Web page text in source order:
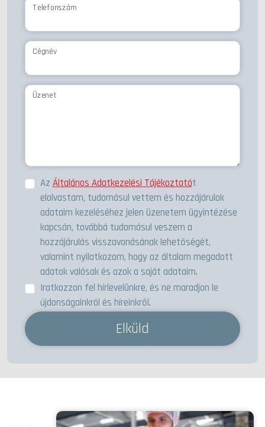
Telefonszám
Cégnév
Üzenet
AzÁltalános Adatkezelési Tájékoztatót
elolvastam, tudomásul vettem és hozzájárulok
adataim kezeléséhez jelen üzenetem ügyintézése
kapcsán, továbbá tudomásul veszem a
hozzájárulás visszavonásának lehetőségét,
valamint nyilatkozom, hogy az általam megadott
adatok valósak és azok a saját adataim.
Iratkozzon fel hírlevelünkre, és ne maradjon le
újdonságainkról és híreinkről.
Elküld